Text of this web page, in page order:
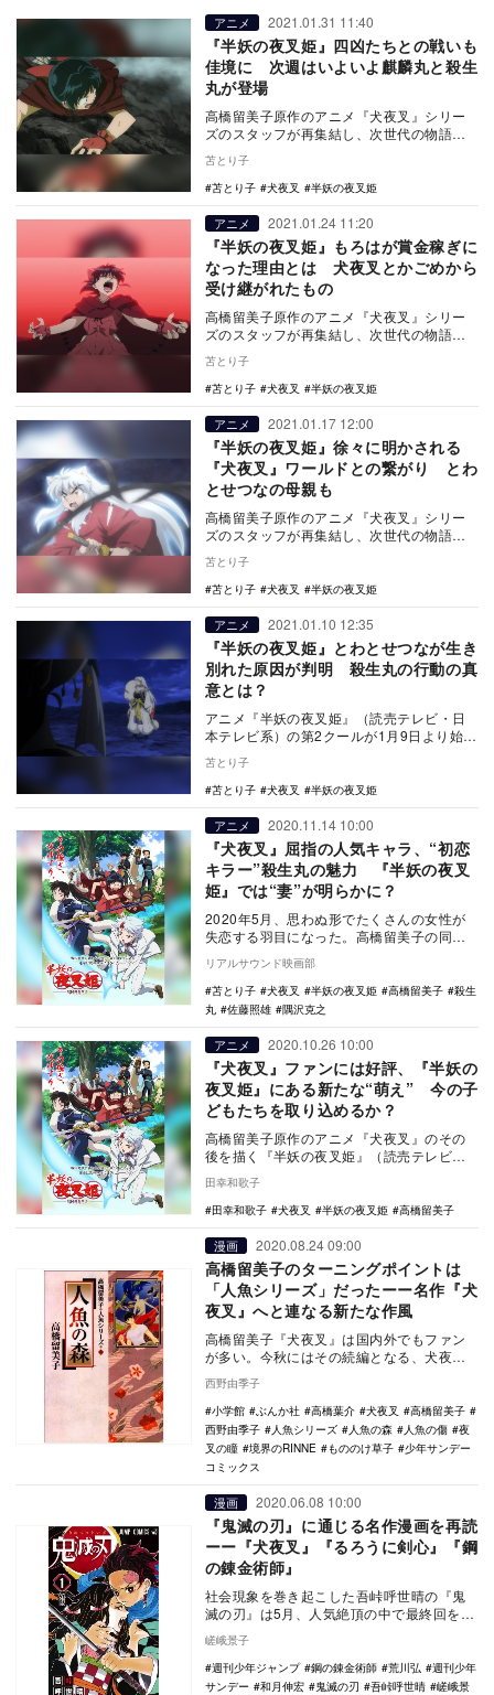
アニメ 2021.01.31 11:40
『半妖の夜叉姫』四凶たちとの戦いも
佳境に 次週はいよいよ麒麟丸と殺生
丸が登場
高橋留美子原作のアニメ『犬夜叉』シリー
ズのスタッフが再集結し、次世代の物語を
テレビ系）。1…
苫とり子
苫とり子
犬夜叉 半妖の夜叉姫
アニメ 2021.01.24 11:20
『半妖の夜叉姫』もろはが賞金稼ぎに
なった理由とは 犬夜叉とかごめから
受け継がれたもの
高橋留美子原作のアニメ『犬夜叉』シリー
ズのスタッフが再集結し、次世代の物語を
テレビ系）の第…
苫とり子
苫とり子
犬夜叉 半妖の夜叉姫
アニメ 2021.01.17 12:00
『半妖の夜叉姫』徐々に明かされる
『犬夜叉』ワールドとの繋がり とわ
とせつなの母親も
高橋留美子原作のアニメ『犬夜叉』シリー
ズのスタッフが再集結し、次世代の物語を
テレビ系）。第…
苫とり子
苫とり子
犬夜叉 半妖の夜叉姫
アニメ 2021.01.10 12:35
『半妖の夜叉姫』とわとせつなが生き
別れた原因が判明 殺生丸の行動の真
意とは？
アニメ『半妖の夜叉姫』（読売テレビ・日
本テレビ系）の第2クールが1月9日より始ま
高橋留…
苫とり子
苫とり子
犬夜叉 半妖の夜叉姫
アニメ 2020.11.14 10:00
『犬夜叉』屈指の人気キャラ、“初恋
キラー”殺生丸の魅力 『半妖の夜叉
姫』では“妻”が明らかに？
2020年5月、思わぬ形でたくさんの女性が
失恋する羽目になった。高橋留美子の同名
漫画を原作とした大ヒットTVアニメ『犬夜
叉』の続…
リアルサウンド映画部
苫とり子
犬夜叉 半妖の夜叉姫 高橋留美子
殺生
丸
佐藤照雄 隅沢克之
アニメ 2020.10.26 10:00
『犬夜叉』ファンには好評、『半妖の
夜叉姫』にある新たな“萌え” 今の子
どもたちを取り込めるか？
高橋留美子原作のアニメ『犬夜叉』のその
後を描く『半妖の夜叉姫』（読売テレビ・
いる。 …
田幸和歌子
田幸和歌子
犬夜叉 半妖の夜叉姫 高橋留美子
漫画 2020.08.24 09:00
高橋留美子のターニングポイントは
「人魚シリーズ」だったーー名作『犬
夜叉』へと連なる新たな作風
高橋留美子『犬夜叉』は国内外でもファン
が多い。今秋にはその続編となる、犬夜叉
の娘を主人公とした『半妖の夜叉姫』のア
ニメ化放映が決…
西野由季子
小学館
ぶんか社 高橋葉介 犬夜叉
高橋留美子
西野由季子
人魚シリーズ 人魚の森 人魚の傷
夜
叉の瞳
境界のRINNE もののけ草子
少年サンデー
コミックス
漫画 2020.06.08 10:00
『鬼滅の刃』に通じる名作漫画を再読
ーー『犬夜叉』『るろうに剣心』『鋼
の錬金術師』
社会現象を巻き起こした吾峠呼世晴の『鬼
滅の刃』は5月、人気絶頂の中で最終回を迎
連載され…
嵯峨景子
週刊少年ジャンプ
鋼の錬金術師 荒川弘
週刊少年
サンデー
和月伸宏 鬼滅の刃 吾峠呼世晴
嵯峨景